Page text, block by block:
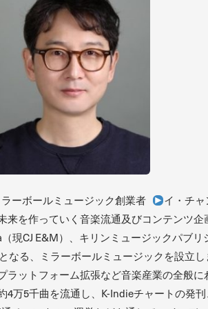
ーボールミュージック創業者
イ・チ
を作っていく音楽流通及びコンテンツ
現CJ E&M）、キリンミュージックパブ
る、ミラーボールミュージックを設立
ットフォーム拡張など音楽産業の全般
万5千曲を流通し、K-Indieチャートの発